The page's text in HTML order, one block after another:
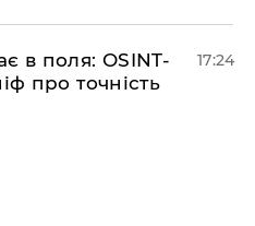
в поля: OSINT-
про точність
17:24